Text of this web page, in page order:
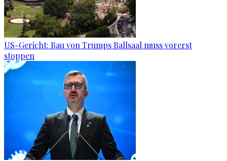
US-Gericht: Bau von Trumps Ballsaal muss vorerst
stoppen